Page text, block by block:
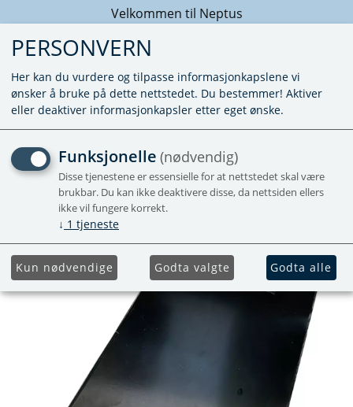
Velkommen til Neptus
DEKSEL SIDESKORSTEIN
SORT - BOILER
PERSONVERN
Her kan du vurdere og tilpasse informasjonkapslene vi
ønsker å bruke på dette nettstedet. Du bestemmer! Aktiver
eller deaktiver informasjonkapsler etter eget ønske.
Funksjonelle (nødvendig)
Disse tjenestene er essensielle for at nettstedet skal være
brukbar. Du kan ikke deaktivere disse, da nettsiden ellers
ikke vil fungere korrekt.
↓ 1 tjeneste
Kun nødvendige Godta valgte Godta alle